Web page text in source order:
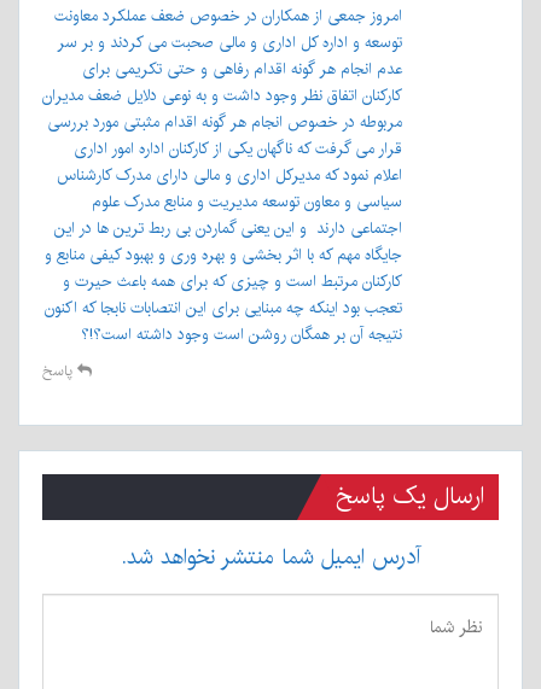
امروز جمعی از همکاران در خصوص ضعف عملکرد معاونت
توسعه و اداره کل اداری و مالی صحبت می کردند و بر سر
عدم انجام هر گونه اقدام رفاهی و حتی تکریمی برای
کارکنان اتفاق نظر وجود داشت و به نوعی دلایل ضعف مدیران
مربوطه در خصوص انجام هر گونه اقدام مثبتی مورد بررسی
قرار می گرفت که ناگهان یکی از کارکنان اداره امور اداری
اعلام نمود که مدیرکل اداری و مالی دارای مدرک کارشناس
سیاسی و معاون توسعه مدیریت و منابع مدرک علوم
اجتماعی دارند و این یعنی گماردن بی ربط ترین ها در این
جایگاه مهم که با اثر بخشی و بهره وری و بهبود کیفی منابع و
کارکنان مرتبط است و چیزی که برای همه باعث حیرت و
تعجب بود اینکه چه مبنایی برای این انتصابات نابجا که اکنون
نتیجه آن بر همگان روشن است وجود داشته است؟!؟
پاسخ
ارسال یک پاسخ
آدرس ایمیل شما منتشر نخواهد شد.